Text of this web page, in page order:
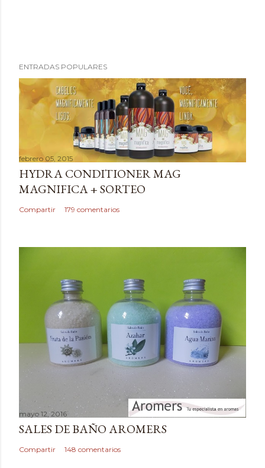
u
b
a
r
u
n
c
o
ENTRADAS POPULARES
febrero 05, 2015
HYDRA CONDITIONER MAG
MAGNIFICA + SORTEO
Compartir 179 comentarios
mayo 12, 2016
SALES DE BAÑO AROMERS
Compartir 148 comentarios